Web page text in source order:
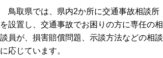
鳥取県では、県内2か所に交通事故相談所
を設置し、交通事故でお困りの方に専任の相
談員が、損害賠償問題、示談方法などの相談
に応じています。